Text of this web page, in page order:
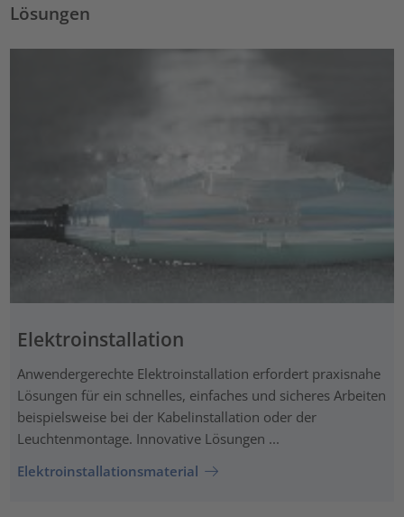
Lösungen
Elektroinstallation
Anwendergerechte Elektroinstallation erfordert praxisnahe
Lösungen für ein schnelles, einfaches und sicheres Arbeiten
beispielsweise bei der Kabelinstallation oder der
Leuchtenmontage. Innovative Lösungen ...
Elektroinstallationsmaterial